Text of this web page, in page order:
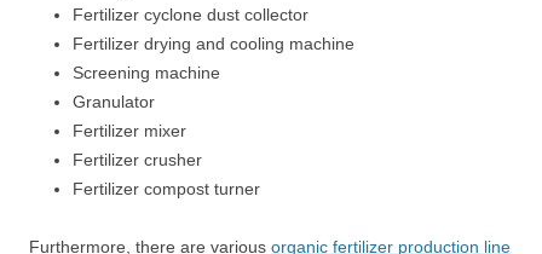
Fertilizer cyclone dust collector
Fertilizer drying and cooling machine
Screening machine
Granulator
Fertilizer mixer
Fertilizer crusher
Fertilizer compost turner
Furthermore, there are various organic fertilizer production line